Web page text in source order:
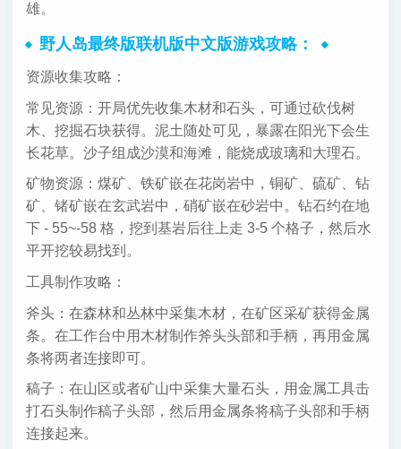
雄。
野人岛最终版联机版中文版游戏攻略：
资源收集攻略：
常见资源：开局优先收集木材和石头，可通过砍伐树
木、挖掘石块获得。泥土随处可见，暴露在阳光下会生
长花草。沙子组成沙漠和海滩，能烧成玻璃和大理石。
矿物资源：煤矿、铁矿嵌在花岗岩中，铜矿、硫矿、钻
矿、锗矿嵌在玄武岩中，硝矿嵌在砂岩中。钻石约在地
下 - 55~-58 格，挖到基岩后往上走 3-5 个格子，然后水
平开挖较易找到。
工具制作攻略：
斧头：在森林和丛林中采集木材，在矿区采矿获得金属
条。在工作台中用木材制作斧头头部和手柄，再用金属
条将两者连接即可。
稿子：在山区或者矿山中采集大量石头，用金属工具击
打石头制作稿子头部，然后用金属条将稿子头部和手柄
连接起来。